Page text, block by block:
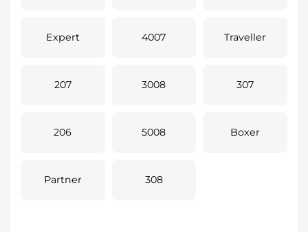
Expert 4007 Traveller
207 3008 307
206 5008 Boxer
Partner 308